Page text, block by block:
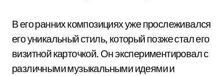
В его ранних композициях уже прослеживался
его уникальный стиль, который позже стал его
визитной карточкой. Он экспериментировал с
различными музыкальными идеями и